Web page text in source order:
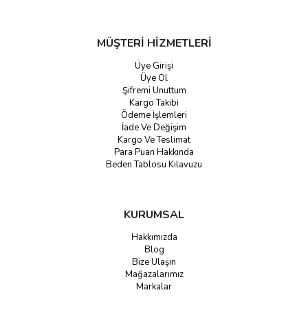
MÜŞTERİ HİZMETLERİ
Üye Girişi
Üye Ol
Şifremi Unuttum
Kargo Takibi
Ödeme İşlemleri
İade Ve Değişim
Kargo Ve Teslimat
Para Puan Hakkında
Beden Tablosu Kılavuzu
KURUMSAL
Hakkımızda
Blog
Bize Ulaşın
Mağazalarımız
Markalar